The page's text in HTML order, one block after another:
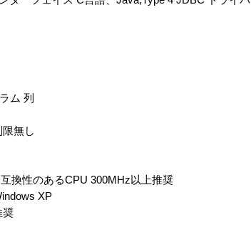
ム 列
無し
性のあるCPU 300MHz以上推奨
XP
奨